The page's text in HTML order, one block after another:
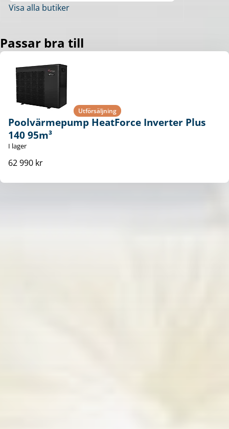
Visa alla butiker
Passar bra till
Utförsäljning
Poolvärmepump HeatForce Inverter Plus
140 95m³
I lager
62 990 kr